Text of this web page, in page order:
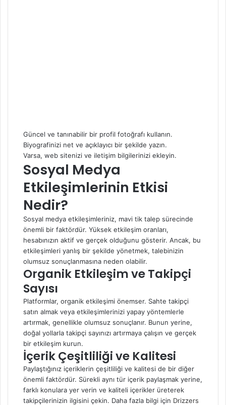
Güncel ve tanınabilir bir profil fotoğrafı kullanın.
Biyografinizi net ve açıklayıcı bir şekilde yazın.
Varsa, web sitenizi ve iletişim bilgilerinizi ekleyin.
Sosyal Medya
Etkileşimlerinin Etkisi
Nedir?
Sosyal medya etkileşimleriniz, mavi tik talep sürecinde
önemli bir faktördür. Yüksek etkileşim oranları,
hesabınızın aktif ve gerçek olduğunu gösterir. Ancak, bu
etkileşimleri yanlış bir şekilde yönetmek, talebinizin
olumsuz sonuçlanmasına neden olabilir.
Organik Etkileşim ve Takipçi
Sayısı
Platformlar, organik etkileşimi önemser. Sahte takipçi
satın almak veya etkileşimlerinizi yapay yöntemlerle
artırmak, genellikle olumsuz sonuçlanır. Bunun yerine,
doğal yollarla takipçi sayınızı artırmaya çalışın ve gerçek
bir etkileşim kurun.
İçerik Çeşitliliği ve Kalitesi
Paylaştığınız içeriklerin çeşitliliği ve kalitesi de bir diğer
önemli faktördür. Sürekli aynı tür içerik paylaşmak yerine,
farklı konulara yer verin ve kaliteli içerikler üreterek
takipçilerinizin ilgisini çekin. Daha fazla bilgi için Drizzers